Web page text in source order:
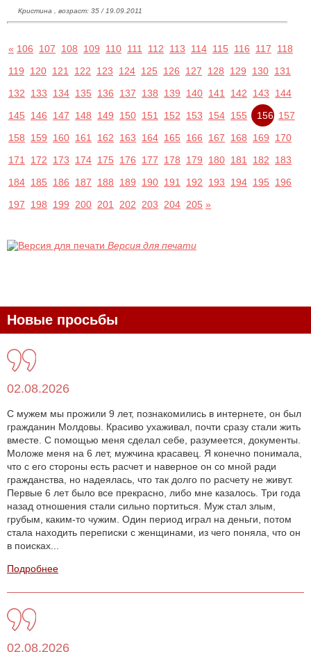
Кристина , возраст: 35 / 19.09.2011
« 106 107 108 109 110 111 112 113 114 115 116 117
118
119
120 121 122 123 124 125 126 127 128 129 130 131
132
133 134 135 136 137 138 139 140 141 142 143
144
145
146 147 148 149 150 151 152 153 154 155 156 157
158
159 160 161 162 163 164 165 166 167 168 169
170
171
172 173 174 175 176 177 178 179 180 181 182
183
184 185 186 187 188 189 190 191 192 193 194 195
196
197
198 199 200 201 202 203 204 205 »
Версия для печати
Новые просьбы
02.08.2026
С мужем мы прожили 9 лет, познакомились в интернете, он был
гражданин Молдовы. Красиво ухаживал, почти сразу стали жить
вместе. С помощью меня сделал себе, разумеется, документы.
Моложе меня на 6 лет, мужчина красавец. Я конечно понимала,
что с его стороны есть расчет и наверное он со мной ради
гражданства, но надеялась, что так долго по расчету не живут.
Первые 6 лет было все прекрасно, либо мне казалось. Три года
назад отношения стали сильно портиться. Муж стал злым,
грубым, каким-то чужим. Один период играл на деньги, потом
стала находить переписки с женщинами, из чего поняла, что он
в поисках...
Подробнее
02.08.2026